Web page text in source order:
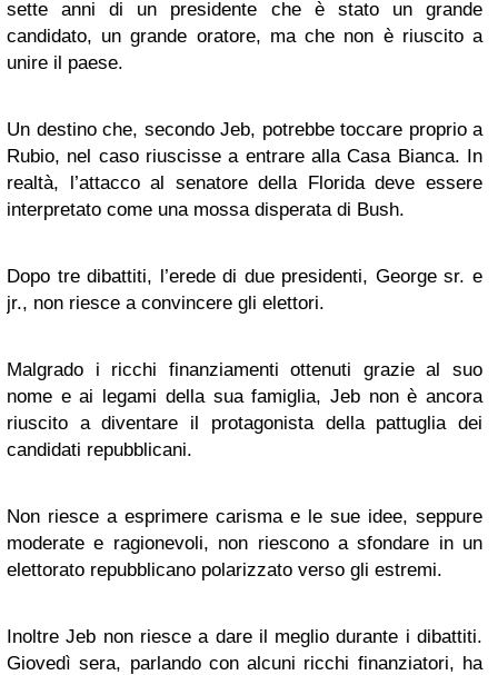
sette anni di un presidente che è stato un grande
candidato, un grande oratore, ma che non è riuscito a
unire il paese.
Un destino che, secondo Jeb, potrebbe toccare proprio a
Rubio, nel caso riuscisse a entrare alla Casa Bianca. In
realtà, l’attacco al senatore della Florida deve essere
interpretato come una mossa disperata di Bush.
Dopo tre dibattiti, l’erede di due presidenti, George sr. e
jr., non riesce a convincere gli elettori.
Malgrado i ricchi finanziamenti ottenuti grazie al suo
nome e ai legami della sua famiglia, Jeb non è ancora
riuscito a diventare il protagonista della pattuglia dei
candidati repubblicani.
Non riesce a esprimere carisma e le sue idee, seppure
moderate e ragionevoli, non riescono a sfondare in un
elettorato repubblicano polarizzato verso gli estremi.
Inoltre Jeb non riesce a dare il meglio durante i dibattiti.
Giovedì sera, parlando con alcuni ricchi finanziatori, ha